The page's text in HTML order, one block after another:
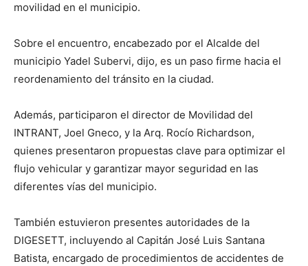
movilidad en el municipio.
Sobre el encuentro, encabezado por el Alcalde del
municipio Yadel Subervi, dijo, es un paso firme hacia el
reordenamiento del tránsito en la ciudad.
Además, participaron el director de Movilidad del
INTRANT, Joel Gneco, y la Arq. Rocío Richardson,
quienes presentaron propuestas clave para optimizar el
flujo vehicular y garantizar mayor seguridad en las
diferentes vías del municipio.
También estuvieron presentes autoridades de la
DIGESETT, incluyendo al Capitán José Luis Santana
Batista, encargado de procedimientos de accidentes de